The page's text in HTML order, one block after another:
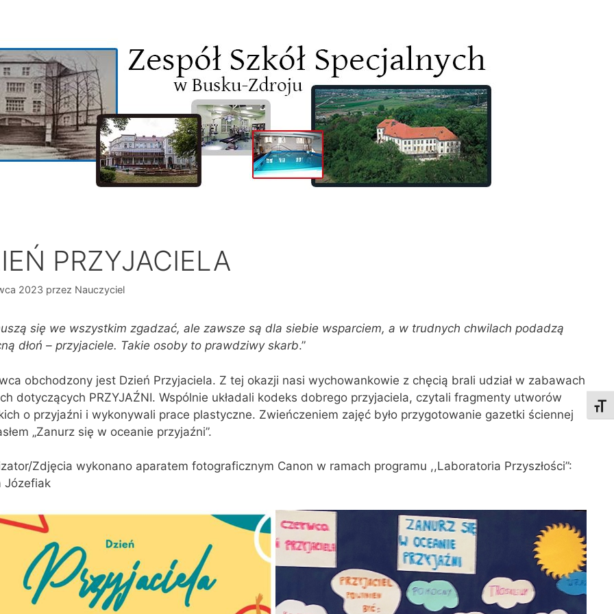
PRZYJACIELA
2023 przez Nauczyciel
się we wszystkim zgadzać, ale zawsze są dla siebie wsparciem, a w trudnych chwilach podadzą
dłoń – przyjaciele. Takie osoby to prawdziwy skarb.”
obchodzony jest Dzień Przyjaciela. Z tej okazji nasi wychowankowie z chęcią brali udział w zabawach
dotyczących PRZYJAŹNI. Wspólnie układali kodeks dobrego przyjaciela, czytali fragmenty utworów
o przyjaźni i wykonywali prace plastyczne. Zwieńczeniem zajęć było przygotowanie gazetki ściennej
„Zanurz się w oceanie przyjaźni”.
Zdjęcia wykonano aparatem fotograficznym Canon w ramach programu ,,Laboratoria Przyszłości”:
Józefiak